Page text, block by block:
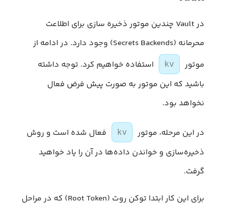
در Vault چندین موتور ذخیره سازی برای اطلاعت
محرمانه (Secrets Backends) وجود دارد. در ادامه از
موتور
kv
استفاده خواهیم کرد. توجه داشته
باشید که این موتور به صورت پیش فرض فعال
نخواهد بود.
در این مرحله، موتور kv
فعال شده است و روش
ذخیره‌سازی و خواندن داده‌ها در آن را یاد خواهید
گرفت.
برای این کار ابتدا توکن روت (Root Token) که در مراحل